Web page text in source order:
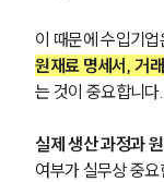
이 때문에 수입기
원재료 명세서, 거
는 것이 중요합니다.
실제 생산 과정과
여부가 실무상 중